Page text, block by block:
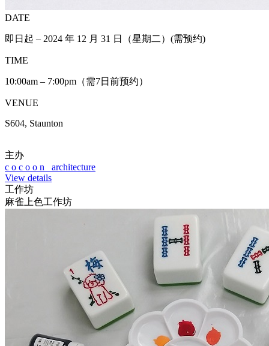
DATE
即日起 – 2024 年 12 月 31 日（星期二）(需预约)
TIME
10:00am – 7:00pm（需7日前预约）
VENUE
S604, Staunton
主办
c o c o o n architecture
View details
工作坊
麻雀上色工作坊